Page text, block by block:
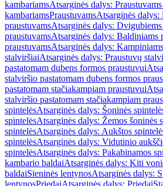
kambariamsAtsarginės dalys:
kambariamsPraustuvamsAtsarginės dalys:
praustuvamsAtsarginės dalys:
praustuvamsAtsarginės dalys: Baldiniams
praustuvamsAtsarginės dalys:
stalviršiaiAtsarginės dalys: Praustuvų
pastatomam dubens formos praustuvui
stalviršio pastatomam dubens formos
pastatomam stačiakampiam praustuvui
stalviršio pastatomam stačiakampiam
spintelėsAtsarginės dalys: Šoninės
spintelėsAtsarginės dalys: Žemos šoninės
spintelėsAtsarginės dalys: Aukštos
spintelėsAtsarginės dalys: Vidutinio
spintelėsAtsarginės dalys: Pakabinamos
kambario baldaiAtsarginės dalys: Kiti
baldaiSieninės lentynosAtsarginės dalys:
lentynosPriedaiAtsarginės dalys: Priedai